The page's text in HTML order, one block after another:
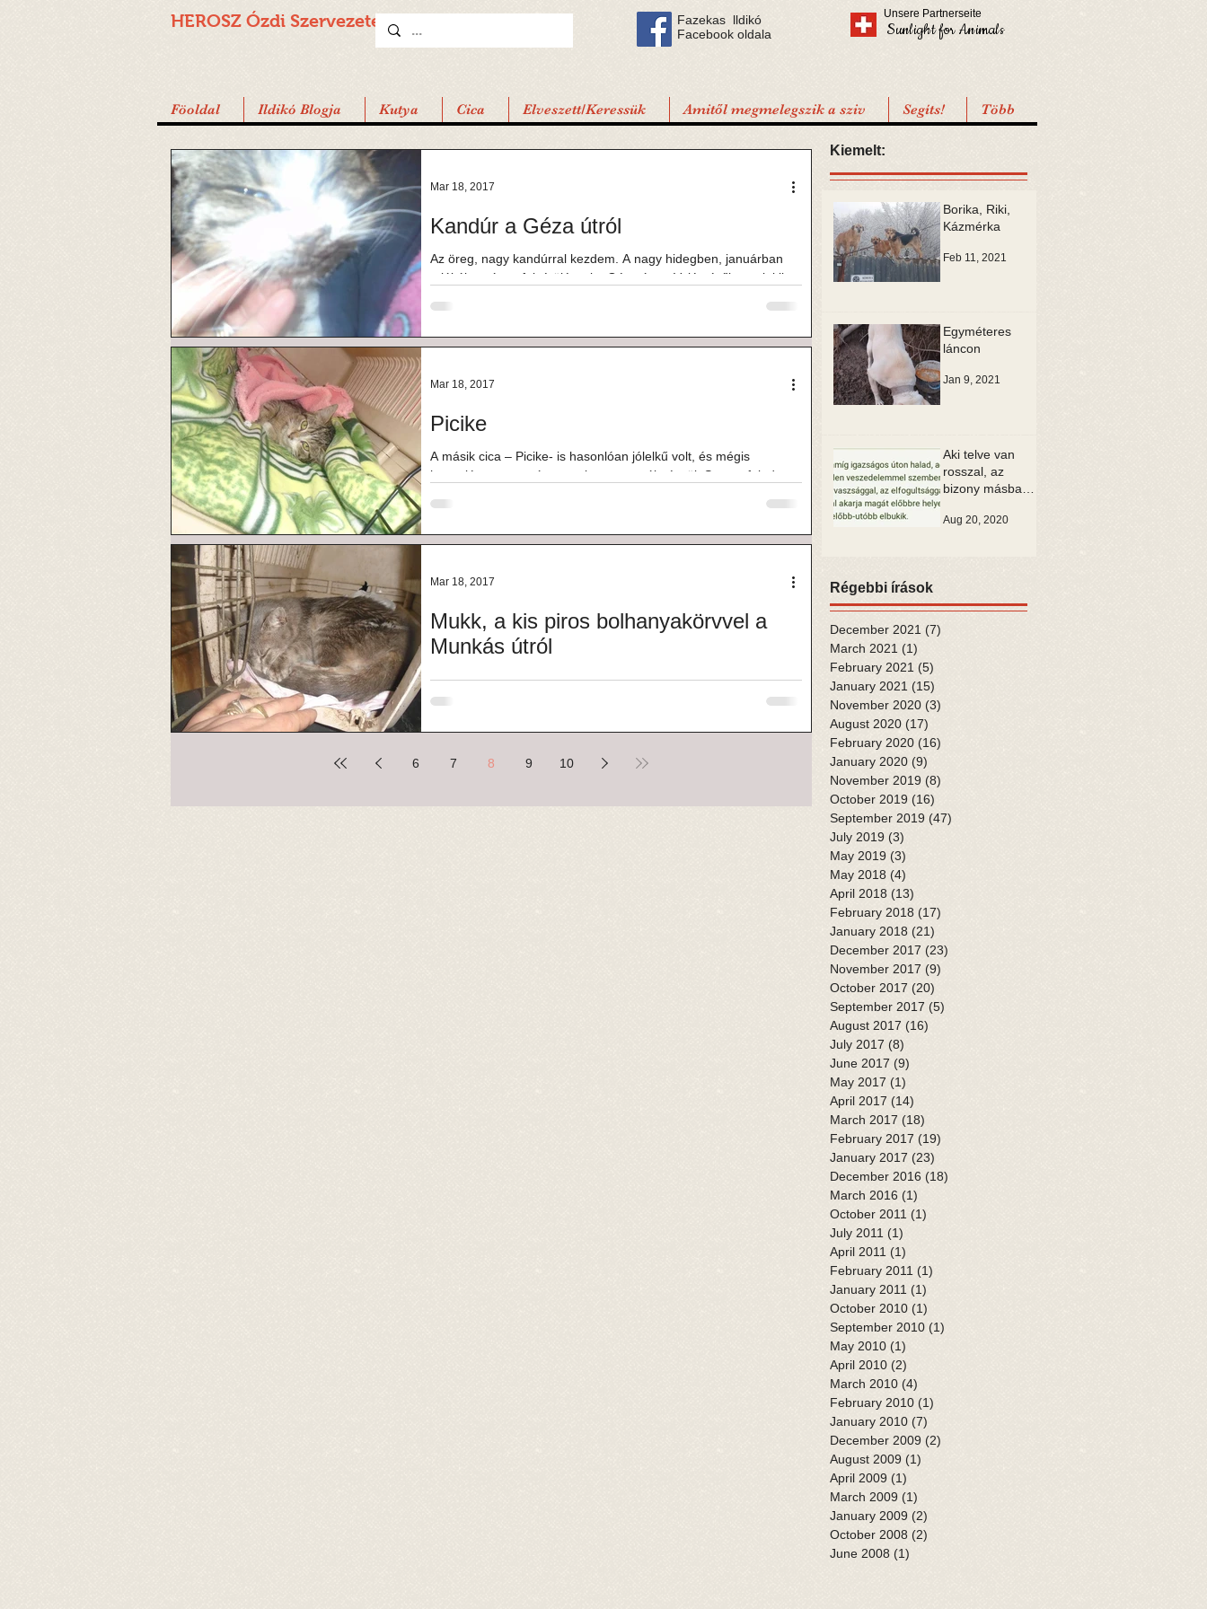
HEROSZ Ózdi Szervezete
Fazekas lldikó
Facebook oldala
Unsere Partnerseite
Sunlight for Animals
Föoldal Ildikó Blogja Kutya Cica Elveszett/Keressük Amitől megmelegszik a sziv Segíts! Több
Kandúr a Géza útról
Az öreg, nagy kandúrral kezdem. A nagy hidegben, januárban
találták, csúnya fejsérüléssel a Géza úton. Valószínűleg valakik...
Mar 18, 2017
Picike
A másik cica – Picike- is hasonlóan jólelkű volt, és mégis
hasonlóan szomorú sorsot kapott osztályrészül: Sosem feledem
Mar 18, 2017
Mukk, a kis piros bolhanyakörvvel a
Munkás útról
És kis Mukk...Az én kis Mukkom... Mert ő hozzám került, velem
volt abban a néhány napban, amíg élt sérülése után. A Munkás
Mar 18, 2017
6 7 8 9 10
Kiemelt:
Borika, Riki,
Kázmérka
Feb 11, 2021
Egyméteres
láncon
Jan 9, 2021
Aki telve van
rosszal, az
bizony másban
tud látni
Aug 20, 2020
Régebbi írások
December 2021 (7)
March 2021 (1)
February 2021 (5)
January 2021 (15)
November 2020 (3)
August 2020 (17)
February 2020 (16)
January 2020 (9)
November 2019 (8)
October 2019 (16)
September 2019 (47)
July 2019 (3)
May 2019 (3)
May 2018 (4)
April 2018 (13)
February 2018 (17)
January 2018 (21)
December 2017 (23)
November 2017 (9)
October 2017 (20)
September 2017 (5)
August 2017 (16)
July 2017 (8)
June 2017 (9)
May 2017 (1)
April 2017 (14)
March 2017 (18)
February 2017 (19)
January 2017 (23)
December 2016 (18)
March 2016 (1)
October 2011 (1)
July 2011 (1)
April 2011 (1)
February 2011 (1)
January 2011 (1)
October 2010 (1)
September 2010 (1)
May 2010 (1)
April 2010 (2)
March 2010 (4)
February 2010 (1)
January 2010 (7)
December 2009 (2)
August 2009 (1)
April 2009 (1)
March 2009 (1)
January 2009 (2)
October 2008 (2)
June 2008 (1)